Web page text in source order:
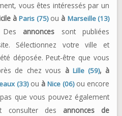
vous êtes intéressés par un
àParis (75)ou à Marseille (13)
annonces sont publiées
Sélectionnez votre ville et
déposée. Peut-être que vous
de chez vous à Lille (59), à
(33) ou àNice (06)ou encore
que vous pouvez également
consulter des annonces de